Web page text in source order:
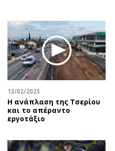
13/02/2025
Η ανάπλαση της Τσερίου
και το απέραντο
εργοτάξιο